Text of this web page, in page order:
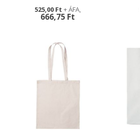
666,75 Ft
525,00 Ft